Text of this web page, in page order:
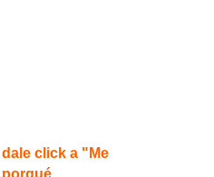
click a "Me